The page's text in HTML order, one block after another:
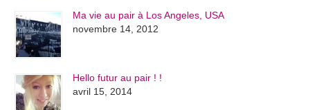
Ma vie au pair à Los Angeles, USA
novembre 14, 2012
Hello futur au pair ! !
avril 15, 2014